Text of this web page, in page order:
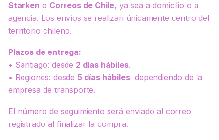
Starken o Correos de Chile, ya sea a domicilio o a
agencia. Los envíos se realizan únicamente dentro del
territorio chileno.
Plazos de entrega:
• Santiago: desde 2 días hábiles.
• Regiones: desde 5 días hábiles, dependiendo de la
empresa de transporte.
El número de seguimiento será enviado al correo
registrado al finalizar la compra.